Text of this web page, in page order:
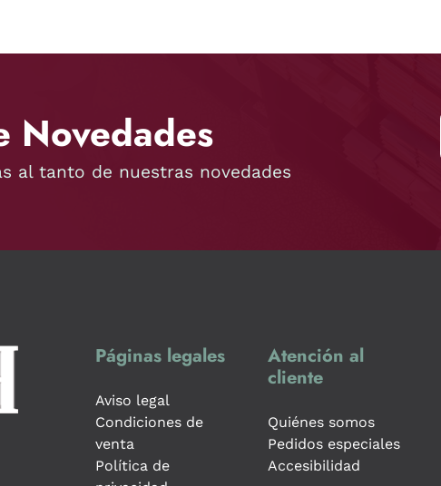
Novedades
al tanto de nuestras novedades
Páginas legales
Aviso legal
Condiciones de
venta
Política de
Atención al
cliente
Quiénes somos
Pedidos especiales
Accesibilidad